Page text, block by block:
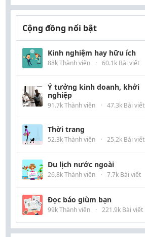
Cộng đồng nổi bật
Kinh nghiệm hay hữu ích
88k Thành viên · 60.1k Bài viết
Ý tưởng kinh doanh, khởi
nghiệp
91.7k Thành viên · 47.3k Bài viết
Thời trang
52.3k Thành viên · 25.2k Bài viết
Du lịch nước ngoài
26.8k Thành viên · 7.7k Bài viết
Đọc báo giùm bạn
99k Thành viên · 221.9k Bài viết